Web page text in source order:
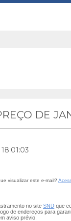
DE
visualizar este e-mail?
no site SND que
de endereços para
aviso prévio.